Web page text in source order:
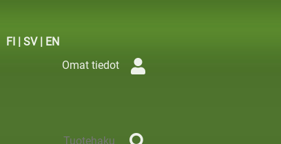
FI | SV| EN
Omat tiedot